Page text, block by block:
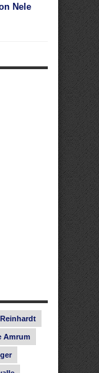
Nele
Amrum